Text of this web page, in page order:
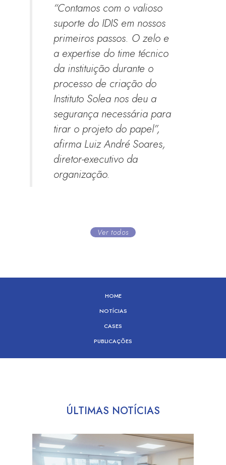
“Contamos com o valioso
suporte do IDIS em nossos
primeiros passos. O zelo e
a expertise do time técnico
da instituição durante o
processo de criação do
Instituto Solea nos deu a
segurança necessária para
tirar o projeto do papel”,
afirma Luiz André Soares,
diretor-executivo da
organização.
Ver todos
HOME
NOTÍCIAS
CASES
PUBLICAÇÕES
ÚLTIMAS NOTÍCIAS